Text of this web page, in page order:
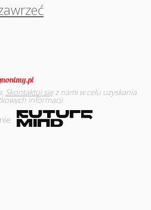
Skontaktuj sięz nami w celu uzyskania
informacji